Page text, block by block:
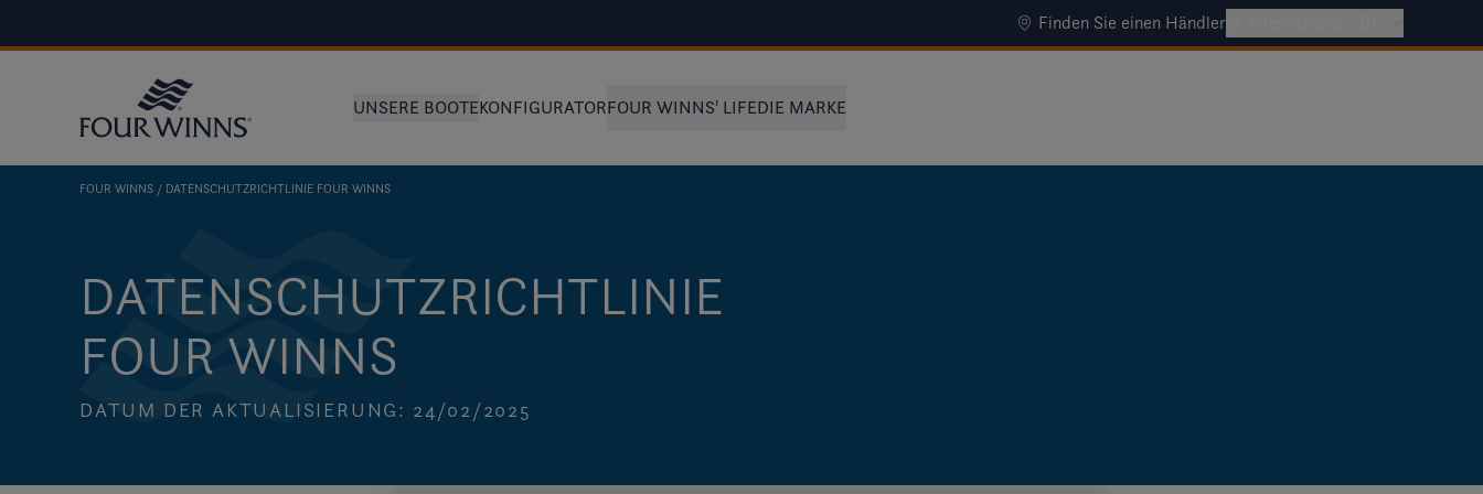
Finden Sie einen Händler
UNSERE BOOTEKONFIGURATORFOUR WINNS' LIFEDIE MARKE
FOUR WINNS DATENSCHUTZRICHTLINIE FOUR WINNS
DATENSCHUTZRICHTLINIE
FOUR WINNS
DATUM DER AKTUALISIERUNG: 24/02/2025